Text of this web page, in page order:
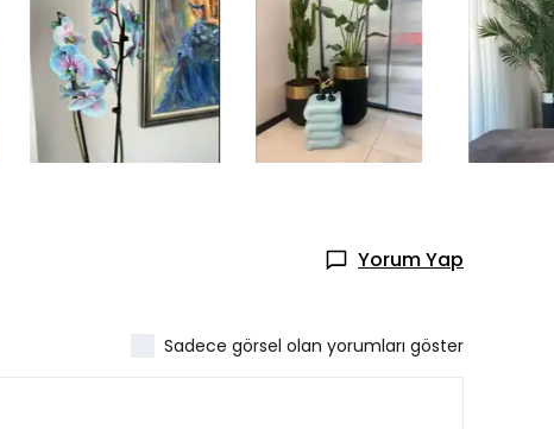
Yorum Yap
Sadece görsel olan yorumları göster